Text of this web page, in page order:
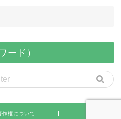
ード）
作権について